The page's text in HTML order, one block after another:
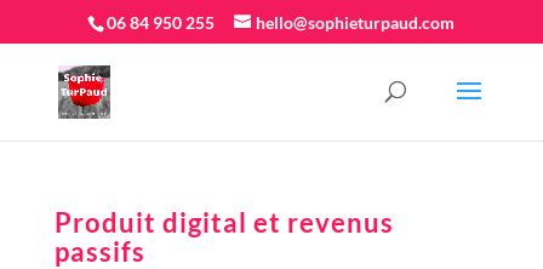
06 84 950 255 hello@sophieturpaud.com
Produit digital et revenus
passifs